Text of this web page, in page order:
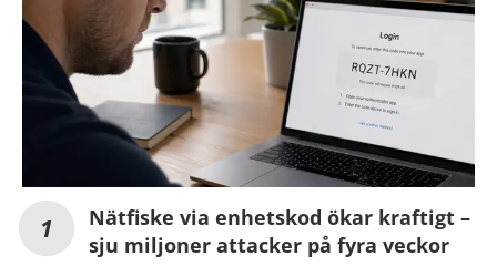
Nätfiske via enhetskod ökar kraftigt –
sju miljoner attacker på fyra veckor